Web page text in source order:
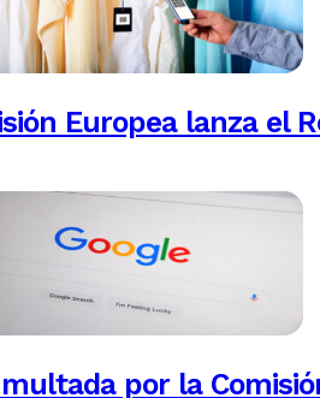
Europea lanza el
multada por la